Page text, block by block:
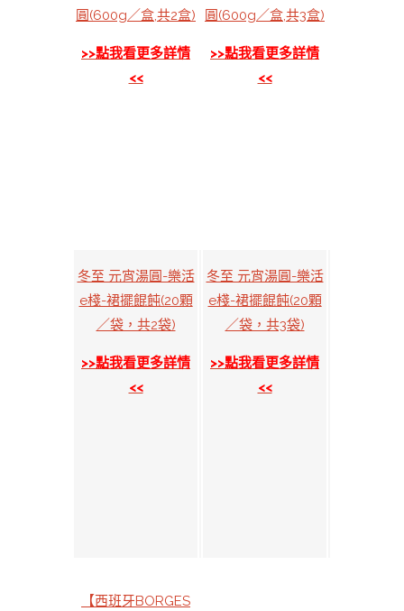
圓(600g／盒,共2盒)
>>點我看更多詳情
<<
圓(600g／盒,共3盒)
>>點我看更多詳情
<<
冬至 元宵湯圓-樂活
e棧-裙擺餛飩(20顆
／袋，共2袋)
>>點我看更多詳情
<<
冬至 元宵湯圓-樂活
e棧-裙擺餛飩(20顆
／袋，共3袋)
>>點我看更多詳情
<<
【西班牙BORGES